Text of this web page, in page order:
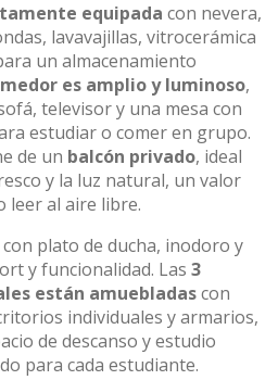
equipada con nevera,
lavavajillas, vitrocerámica
un almacenamiento
es amplio y luminoso,
televisor y una mesa con
estudiar o comer en grupo.
de un balcón privado, ideal
y la luz natural, un valor
leer al aire libre.
con plato de ducha, inodoro y
y funcionalidad. Las 3
están amuebladascon
individuales y armarios,
de descanso y estudio
para cada estudiante.